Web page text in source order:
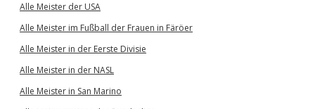
Alle Meister der USA
Alle Meister im Fußball der Frauen in Färöer
Alle Meister in der Eerste Divisie
Alle Meister in der NASL
Alle Meister in San Marino